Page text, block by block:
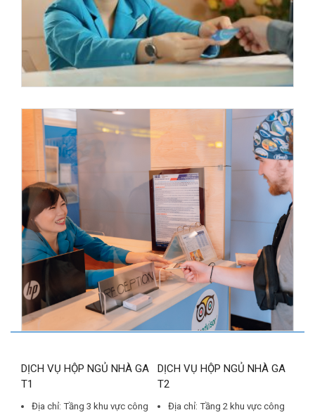
DỊCH VỤ HỘP NGỦ NHÀ GA
T1
Địa chỉ: Tầng 3 khu vực công
DỊCH VỤ HỘP NGỦ NHÀ GA
T2
Địa chỉ: Tầng 2 khu vực công